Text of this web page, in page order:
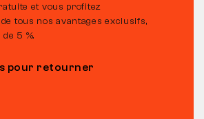
et vous profitez
tous nos avantages exclusifs,
5 %.
pour retourner